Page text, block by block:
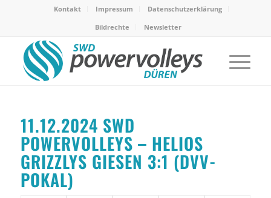
Kontakt Impressum
Datenschutzerklärung
Bildrechte
Newsletter
11.12.2024 SWD
POWERVOLLEYS – HELIOS
GRIZZLYS GIESEN 3:1 (DVV-
POKAL)